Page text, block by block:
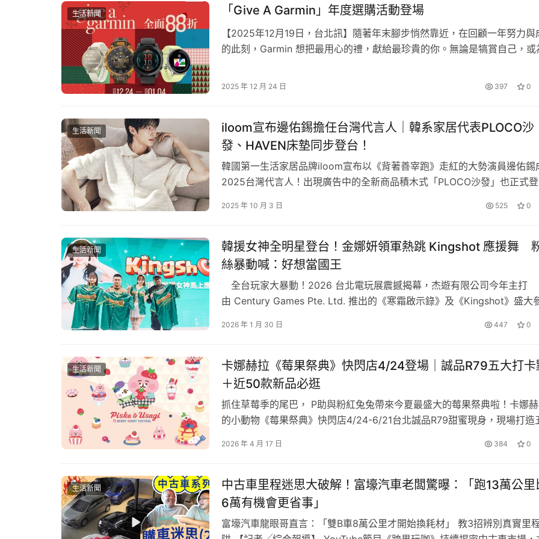
場登場，陪你一起回味最終感動！六大拍照打卡點，從七位人氣角色一字排開的「人氣角色窗貼」，再到「巨人區
六個巨人排排站聲勢浩大，你最喜歡哪一個角色呢？來到店內的「開戰宣言」大扭蛋，讓你重溫大戰的精彩場景，
來把大獎扭回家吧！店內也推出近20款最新周邊，首推調查兵團團徽「三用包」不論是後背、斜背或是手拿都好
還有艾連、阿爾敏、兵長及漢吉的六款「T shirt」，穿起來致敬你最愛的角色，陪你度過這個夏天吧！
進擊的錢包！    外出就要超實用「三用包」、「絨毛玩偶吊飾」掛起來！
看完最終季意猶未盡嗎，快把《進擊的巨人》周邊帶回家陪你！「三用包」調查兵團標誌的綠色和自由之翼團徽，
論是後背、斜背或是手拿都超好裝，實用度百分百，一定讓你想獻出心臟！像立體機動裝置氣瓶的「圓筒包」超
量，有雙刀圖案和刀形狀的拉鍊，不論運動裝水、或是放外套都適合！包包內雜亂的小物就讓「束口袋」幫你收！
綠色里維兵長、紅色艾連、藍色米卡莎和紫色的漢吉，幫你把小東西分門別類，肯定能讓愛乾淨的兵長滿意！包
可別忘了掛「絨毛玩偶吊飾」，有Q版艾連和兵長兩款，讓超迷你角色陪你到處走吧！
生活新聞 「Give A Garmin」年度選購活動登場
【2025年12月19日，台北訊】隨著年末腳步悄然靠近，在回顧一年努力與
的此刻，Garmin 想把最用心的禮，獻給最珍貴的你。無論是犒賞自己，或
暖登場。近期，Garmin發起健康派系大調查活動，邀請全台消費者依據自身
2025 年 12 月 24 日 397 0
生活新聞
iloom宣布邊佑錫擔任台灣代言人｜韓系家居代表PLOCO沙
發、HAVEN床墊同步登台！
韓國第一生活家居品牌iloom宣布以《背著善宰跑》走紅的大勢演員邊佑錫
2025台灣代言人！出現廣告中的全新商品積木式「PLOCO沙發」也正式登
色的可拆式布套享受客製化樂趣！擁有七段式一體泡棉與抗敏、抗菌及高
台灣市…
2025 年 10 月 3 日 525 0
生活新聞
韓援女神全明星登台！金娜妍領軍熱跳 Kingshot 應援舞
絲暴動喊：好想當國王
全台玩家大暴動！2026 台北電玩展震撼揭幕，杰遊有限公司今年主打
由 Century Games Pte. Ltd. 推出的《寒霜啟示錄》及《Kingshot》盛大
莉、全恩菲、劉世彬與千昭允等 6 位最強女神接力登台，首日由「初戀系
2026 年 1 月 30 日 447 0
生活新聞
卡娜赫拉《莓果祭典》快閃店4/24登場｜誠品R79五大打卡
＋近50款新品必逛
抓住草莓季的尾巴， P助與粉紅兔兔帶來今夏最盛大的莓果祭典啦！卡娜
的小動物《莓果祭典》快閃店4/24-6/21台北誠品R79甜蜜現身，現場打造
點大集合」，再讓P助與粉紅兔兔帶你遊覽整個祭典，從「莓果聖代吃吃吃
現…
2026 年 4 月 17 日 384 0
生活新聞
中古車里程迷思大破解！富壕汽車老闆驚曝：「跑13萬公里
6萬有機會更省事」
富壕汽車龍眼哥直言：「雙B車8萬公里才開始換耗材」 教3招辨別真實里